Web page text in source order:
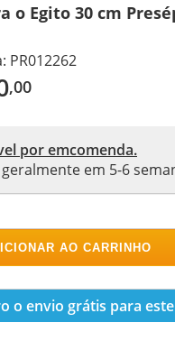
o Egito 30 cm
PR012262
,00
por emcomenda.
em 5-6
AO CARRINHO
o envio grátis para